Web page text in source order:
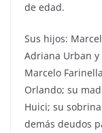
de edad.
Sus hijos:
Adriana Urban
Marcelo
Orlando; su
Huici; su
demás deudos